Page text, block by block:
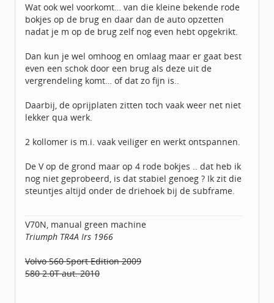
Wat ook wel voorkomt… van die kleine bekende rode
bokjes op de brug en daar dan de auto opzetten
nadat je m op de brug zelf nog even hebt opgekrikt.
Dan kun je wel omhoog en omlaag maar er gaat best
even een schok door een brug als deze uit de
vergrendeling komt… of dat zo fijn is..
Daarbij, de oprijplaten zitten toch vaak weer net niet
lekker qua werk.
2 kollomer is m.i. vaak veiliger en werkt ontspannen.
De V op de grond maar op 4 rode bokjes .. dat heb ik
nog niet geprobeerd, is dat stabiel genoeg ? Ik zit die
steuntjes altijd onder de driehoek bij de subframe.
V70N, manual green machine
Triumph TR4A Irs 1966
Volvo S60 Sport Edition 2009
S80 2.0T aut. 2010